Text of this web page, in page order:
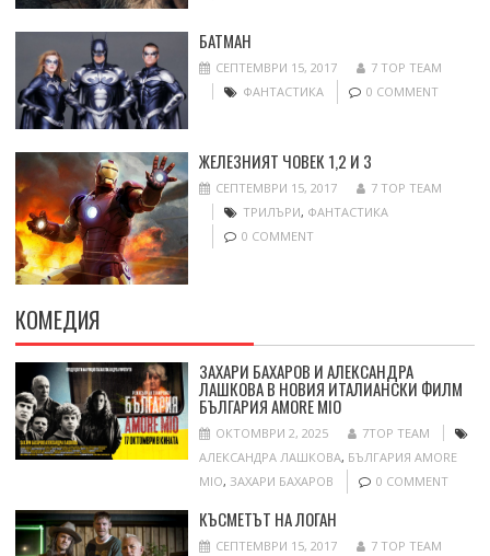
БАТМАН
СЕПТЕМВРИ 15, 2017
7 TOP TEAM
ФАНТАСТИКА
0 COMMENT
ЖЕЛЕЗНИЯТ ЧОВЕК 1,2 И 3
СЕПТЕМВРИ 15, 2017
7 TOP TEAM
ТРИЛЪРИ, ФАНТАСТИКА
0 COMMENT
КОМЕДИЯ
ЗАХАРИ БАХАРОВ И АЛЕКСАНДРА
ЛАШКОВА В НОВИЯ ИТАЛИАНСКИ ФИЛМ
БЪЛГАРИЯ AMORE MIO
ОКТОМВРИ 2, 2025
7TOP TEAM
АЛЕКСАНДРА ЛАШКОВА, БЪЛГАРИЯ AMORE
MIO, ЗАХАРИ БАХАРОВ 0 COMMENT
КЪСМЕТЪТ НА ЛОГАН
СЕПТЕМВРИ 15, 2017
7 TOP TEAM